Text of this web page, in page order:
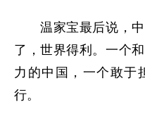
温家宝最后说，中
了，世界得利。一个
力的中国，一个敢于
行。